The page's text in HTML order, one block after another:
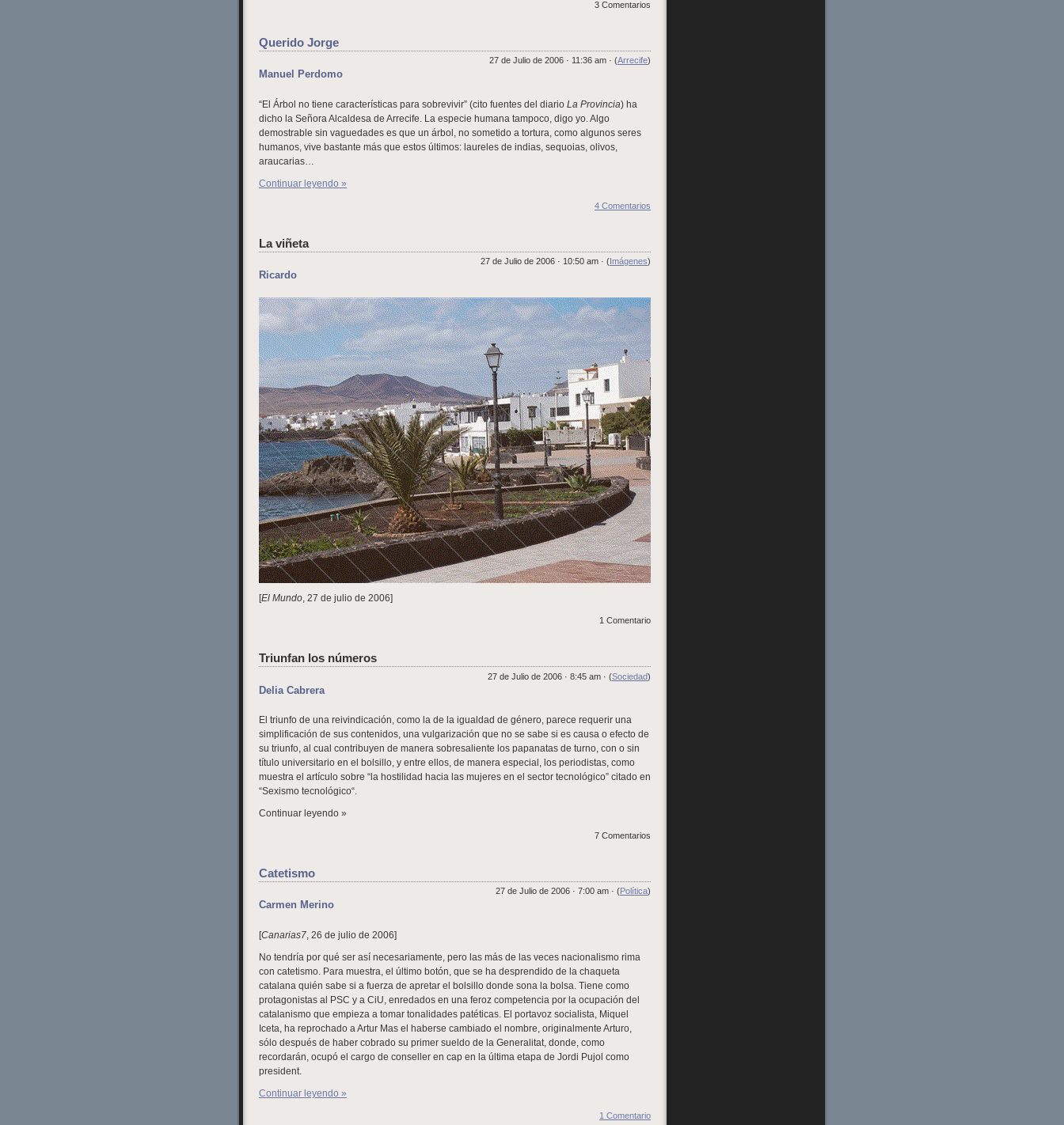
3 Comentarios
Querido Jorge
27 de Julio de 2006 · 11:36 am · (Arrecife)
Manuel Perdomo
“El Árbol no tiene características para sobrevivir” (cito fuentes del diario La Provincia) ha
dicho la Señora Alcaldesa de Arrecife. La especie humana tampoco, digo yo. Algo
demostrable sin vaguedades es que un árbol, no sometido a tortura, como algunos seres
humanos, vive bastante más que estos últimos: laureles de indias, sequoias, olivos,
araucarias…
Continuar leyendo »
4 Comentarios
La viñeta
27 de Julio de 2006 · 10:50 am · (Imágenes)
Ricardo
[El Mundo, 27 de julio de 2006]
1 Comentario
Triunfan los números
27 de Julio de 2006 · 8:45 am · (Sociedad)
Delia Cabrera
El triunfo de una reivindicación, como la de la igualdad de género, parece requerir una
simplificación de sus contenidos, una vulgarización que no se sabe si es causa o efecto de
su triunfo, al cual contribuyen de manera sobresaliente los papanatas de turno, con o sin
título universitario en el bolsillo, y entre ellos, de manera especial, los periodistas, como
muestra el artículo sobre “la hostilidad hacia las mujeres en el sector tecnológico” citado en
“Sexismo tecnológico“.
Continuar leyendo »
7 Comentarios
Catetismo
27 de Julio de 2006 · 7:00 am · (Política)
Carmen Merino
[Canarias7, 26 de julio de 2006]
No tendría por qué ser así necesariamente, pero las más de las veces nacionalismo rima
con catetismo. Para muestra, el último botón, que se ha desprendido de la chaqueta
catalana quién sabe si a fuerza de apretar el bolsillo donde sona la bolsa. Tiene como
protagonistas al PSC y a CiU, enredados en una feroz competencia por la ocupación del
catalanismo que empieza a tomar tonalidades patéticas. El portavoz socialista, Miquel
Iceta, ha reprochado a Artur Mas el haberse cambiado el nombre, originalmente Arturo,
sólo después de haber cobrado su primer sueldo de la Generalitat, donde, como
recordarán, ocupó el cargo de conseller en cap en la última etapa de Jordi Pujol como
president.
Continuar leyendo »
1 Comentario